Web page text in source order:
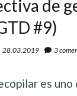
de
#9)
28.03.2019 3
es uno